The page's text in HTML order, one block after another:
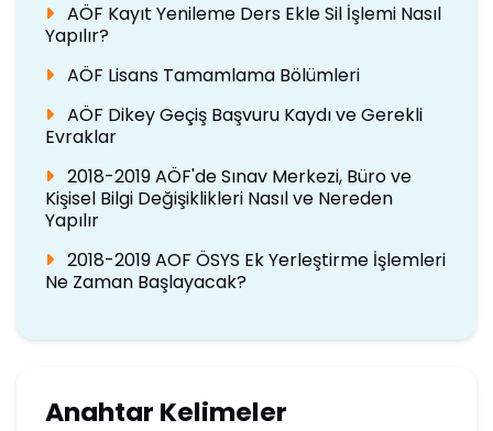
AÖF Kayıt Yenileme Ders Ekle Sil İşlemi Nasıl
Yapılır?
AÖF Lisans Tamamlama Bölümleri
AÖF Dikey Geçiş Başvuru Kaydı ve Gerekli
Evraklar
2018-2019 AÖF'de Sınav Merkezi, Büro ve
Kişisel Bilgi Değişiklikleri Nasıl ve Nereden
Yapılır
2018-2019 AOF ÖSYS Ek Yerleştirme İşlemleri
Ne Zaman Başlayacak?
Anahtar Kelimeler